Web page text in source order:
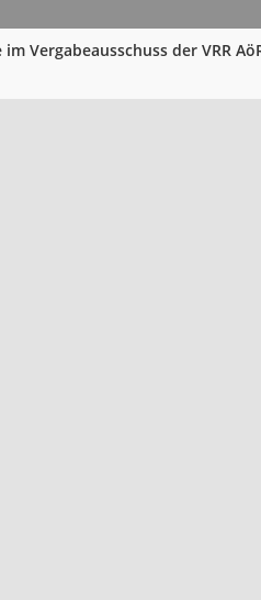
Vergabeausschuss der VRR